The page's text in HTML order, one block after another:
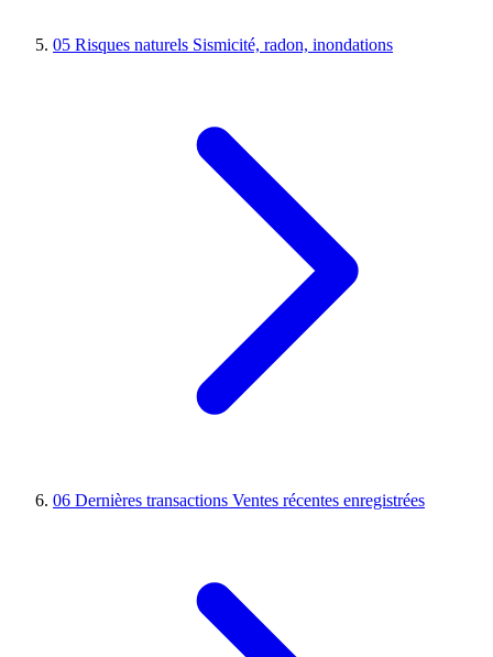
05 Risques naturels Sismicité, radon, inondations
06 Dernières transactions Ventes récentes enregistrées